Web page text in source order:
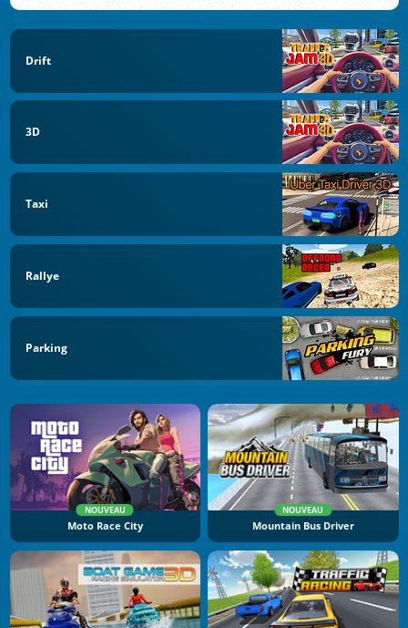
Drift
3D
Taxi
Rallye
Parking
NOUVEAU
Moto Race City
NOUVEAU
Mountain Bus Driver